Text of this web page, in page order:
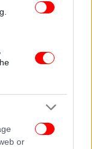
or
και μάθετε